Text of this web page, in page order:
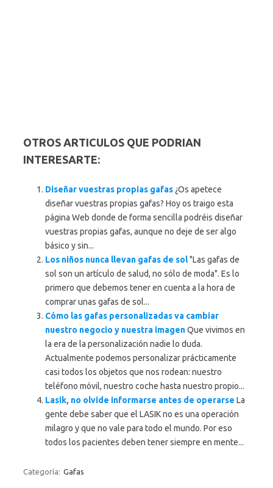
OTROS ARTICULOS QUE PODRIAN
INTERESARTE:
Diseñar vuestras propias gafas ¿Os apetece
diseñar vuestras propias gafas? Hoy os traigo esta
página Web donde de forma sencilla podréis diseñar
vuestras propias gafas, aunque no deje de ser algo
básico y sin...
Los niños nunca llevan gafas de sol"Las gafas de
sol son un artículo de salud, no sólo de moda". Es lo
primero que debemos tener en cuenta a la hora de
comprar unas gafas de sol...
Cómo las gafas personalizadas va cambiar
nuestro negocio y nuestra imagenQue vivimos en
la era de la personalización nadie lo duda.
Actualmente podemos personalizar prácticamente
casi todos los objetos que nos rodean: nuestro
teléfono móvil, nuestro coche hasta nuestro propio...
Lasik, no olvide informarse antes de operarse La
gente debe saber que el LASIK no es una operación
milagro y que no vale para todo el mundo. Por eso
todos los pacientes deben tener siempre en mente...
Categoría: Gafas